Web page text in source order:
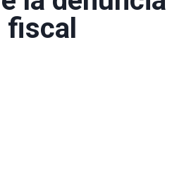
fiscal